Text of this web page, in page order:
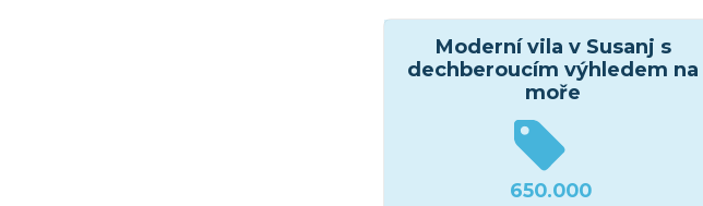
Moderní vila v Susanj s
dechberoucím výhledem na
moře
650.000